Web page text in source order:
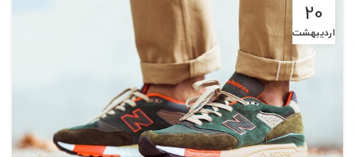
20
اردیبهشت